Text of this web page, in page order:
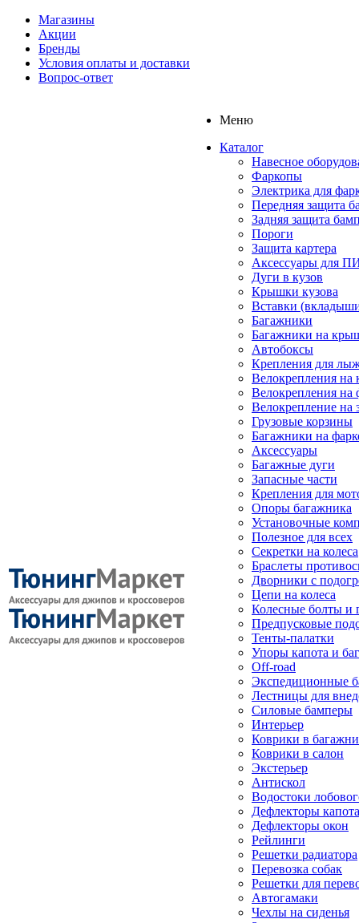
Магазины
Акции
Бренды
Условия оплаты и доставки
Вопрос-ответ
Меню
Каталог
Навесное
Фаркопы
Электрика для
Передняя защита
Задняя защита
Пороги
Защита картера
Аксессуары для
Дуги в кузов
Крышки кузова
Вставки
Багажники
Багажники на
Автобоксы
Крепления для
Велокрепления
Велокрепления на
Велокрепление на
Грузовые корзины
Багажники на
Аксессуары
Багажные дуги
Запасные части
Крепления для
Опоры багажника
Установочные
Полезное для всех
Секретки на колеса
Браслеты
Дворники с
Цепи на колеса
Колесные болты и
Предпусковые
Тенты-палатки
Упоры капота и
Off-road
Экспедиционные
Лестницы для
Силовые бамперы
Интерьер
Коврики в
Коврики в салон
Экстерьер
Антискол
Водостоки
Дефлекторы капота
Дефлекторы окон
Рейлинги
Решетки радиатора
Перевозка собак
Решетки для
Автогамаки
Чехлы на сиденья